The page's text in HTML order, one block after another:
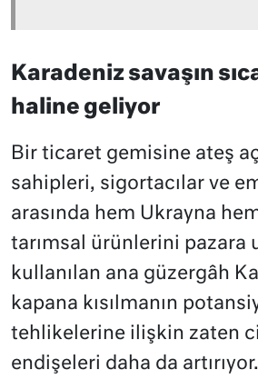
Karadeniz savaşın
haline geliyor
Bir ticaret gemisine ateş
sahipleri, sigortacılar ve
arasında hem Ukrayna
tarımsal ürünlerini pazara
kullanılan ana güzergâh
kapana kısılmanın
tehlikelerine ilişkin zaten
endişeleri daha da artırıyor.